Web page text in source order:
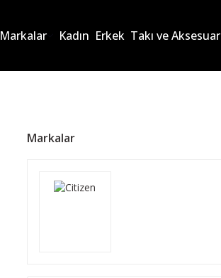
Markalar Kadın Erkek Takı ve Aksesuar
Markalar